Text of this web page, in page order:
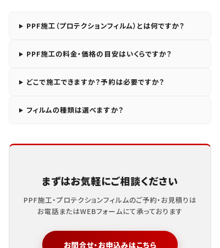
PPF施工（プロテクションフィルム）とは何ですか？
PPF施工の料金・価格の目安はいくらですか？
どこで施工できますか？予約は必要ですか？
フィルムの種類は選べますか？
まずはお気軽にご相談ください
PPF施工・プロテクションフィルムのご予約・お見積りは
お電話またはWEBフォームにて承っております
お問合せ・お申込みはこちら